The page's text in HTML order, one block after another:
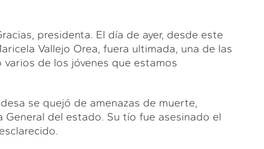
presidenta. El día de ayer, desde este
Vallejo Orea, fuera ultimada, una de las
de los jóvenes que estamos
se quejó de amenazas de muerte,
del estado. Su tío fue asesinado el